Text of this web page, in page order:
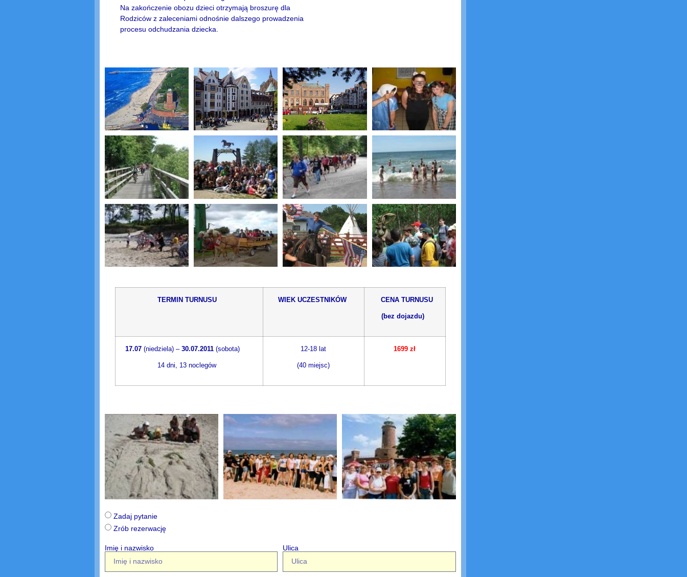
Na zakończenie obozu dzieci otrzymają broszurę dla
Rodziców z zaleceniami odnośnie dalszego prowadzenia
procesu odchudzania dziecka.
TERMIN TURNUSU WIEK UCZESTNIKÓW CENA TURNUSU
(bez dojazdu)
17.07(niedziela) – 30.07.2011(sobota)
14 dni, 13 noclegów
12-18 lat
(40 miejsc)
1699 zł
Zadaj pytanie
Zrób rezerwację
Imię i nazwisko Ulica